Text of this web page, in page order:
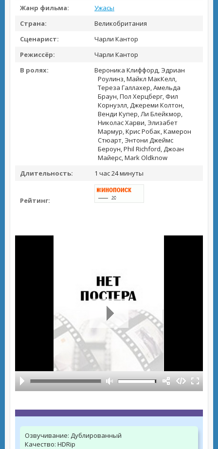
Жанр фильма:
Ужасы
Страна:
Великобритания
Сценарист:
Чарли Кантор
Режиссёр:
Чарли Кантор
В ролях:
Вероника Клиффорд, Эдриан
Роулинз, Майкл МакКелл,
Тереза Галлахер, Амельда
Браун, Пол Херцберг, Фил
Корнуэлл, Джереми Колтон,
Венди Купер, Ли Блейкмор,
Николас Харви, Элизабет
Мармур, Крис Робак, Камерон
Стюарт, Энтони Джеймс
Бероун, Phil Richford, Джоан
Майерс, Mark Oldknow
Длительность:
1 час 24 минуты
Рейтинг:
Озвучивание: Дублированный
Качество: HDRip